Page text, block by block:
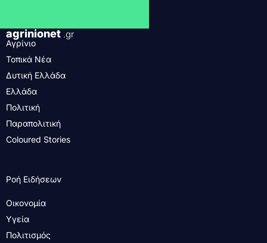
agrinionet .gr
Αγρίνιο
Τοπικά Νέα
Δυτική Ελλάδα
Ελλάδα
Πολιτική
Παραπολιτική
Coloured Stories
Ροή Ειδήσεων
Οικονομία
Υγεία
Πολιτισμός